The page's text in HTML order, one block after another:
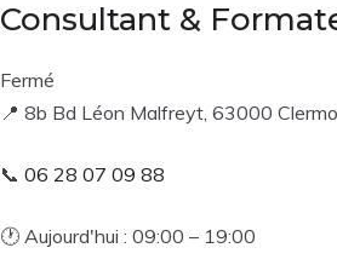
Consultant &
Fermé
📍 8b Bd Léon Malfreyt, 63000
📞 06 28 07 09 88
🕐 Aujourd'hui : 09:00 – 19:00